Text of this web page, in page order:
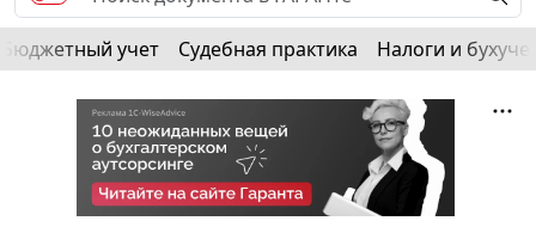
Бюджетный учет Судебная практика Налоги и